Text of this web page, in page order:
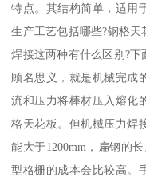
特点。其结构简单，适用
生产工艺包括哪些?钢格
焊接这两种有什么区别?下
顾名思义，就是机械完成
流和压力将棒材压入熔化
格天花板。但机械压力焊
能大于1200mm，扁钢的
型格栅的成本会比较高。